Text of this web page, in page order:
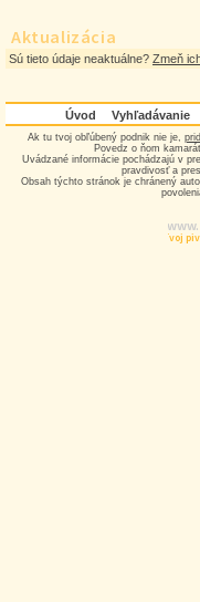
Aktualizácia
Sú tieto údaje neaktuálne? Zmeň
Úvod Vyhľadávanie
Ak tu tvoj obľúbený podnik nie je,
Povedz o ňom
Uvádzané informácie pochádzajú v
pravdivosť a
Obsah týchto stránok je chránený
www.
Tvoj